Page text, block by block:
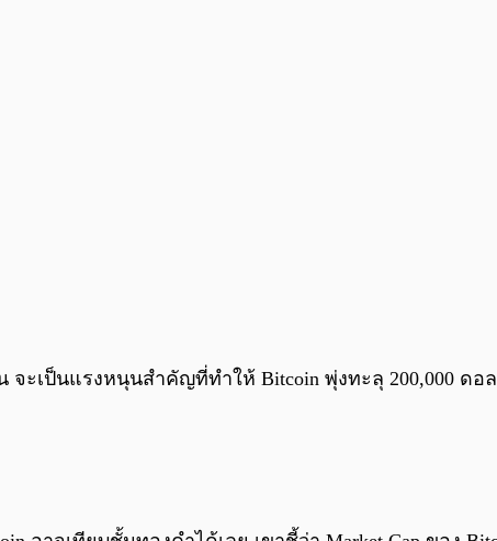
ะเป็นแรงหนุนสำคัญที่ทำให้ Bitcoin พุ่งทะลุ 200,000 ด